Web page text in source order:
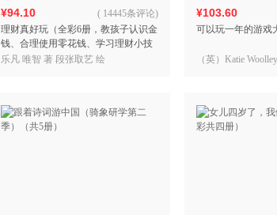
食品
手机通讯
家用电器
¥94.10
理财真好玩（全彩6册，教孩子认识金
钱、合理使用零花钱、学习理财小技
巧，树立正确财富观，边学边练，财
( 14445条评论)
乐凡 唯智 著 段张取艺 绘
¥103.60
可以玩一年的游戏
（英）Katie